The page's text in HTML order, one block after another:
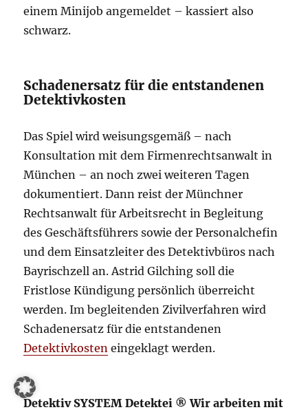
einem Minijob angemeldet – kassiert also
schwarz.
Schadenersatz für die entstandenen
Detektivkosten
Das Spiel wird weisungsgemäß – nach
Konsultation mit dem Firmenrechtsanwalt in
München – an noch zwei weiteren Tagen
dokumentiert. Dann reist der Münchner
Rechtsanwalt für Arbeitsrecht in Begleitung
des Geschäftsführers sowie der Personalchefin
und dem Einsatzleiter des Detektivbüros nach
Bayrischzell an. Astrid Gilching soll die
Fristlose Kündigung persönlich überreicht
werden. Im begleitenden Zivilverfahren wird
Schadenersatz für die entstandenen
Detektivkosten eingeklagt werden.
Detektiv SYSTEM Detektei ® Wir arbeiten mit